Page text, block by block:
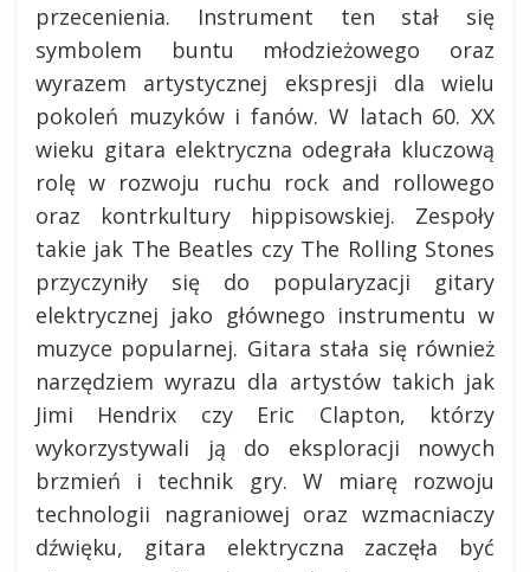
przecenienia. Instrument ten stał się
symbolem buntu młodzieżowego oraz
wyrazem artystycznej ekspresji dla wielu
pokoleń muzyków i fanów. W latach 60. XX
wieku gitara elektryczna odegrała kluczową
rolę w rozwoju ruchu rock and rollowego
oraz kontrkultury hippisowskiej. Zespoły
takie jak The Beatles czy The Rolling Stones
przyczyniły się do popularyzacji gitary
elektrycznej jako głównego instrumentu w
muzyce popularnej. Gitara stała się również
narzędziem wyrazu dla artystów takich jak
Jimi Hendrix czy Eric Clapton, którzy
wykorzystywali ją do eksploracji nowych
brzmień i technik gry. W miarę rozwoju
technologii nagraniowej oraz wzmacniaczy
dźwięku, gitara elektryczna zaczęła być